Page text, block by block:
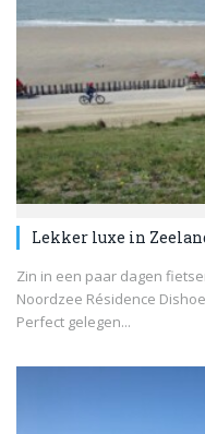
Lekker luxe in
Zin in een paar dagen
Noordzee Résidence
Perfect gelegen...